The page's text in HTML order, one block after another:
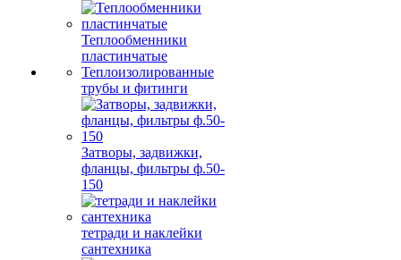
Теплообменники
пластинчатые
Теплоизолированные
трубы и фитинги
Затворы, задвижки,
фланцы, фильтры ф.50-
150
тетради и наклейки
сантехника